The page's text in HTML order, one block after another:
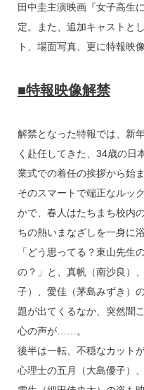
e
a
s
e
n
e
田中圭主演映画『女子高生
定。また、追加キャストと
ト、場面写真、更に特報映
■特報映像解禁
解禁となった特報では、新
く赴任してきた、34歳の日
業式での着任の挨拶から始ま
そのスマートで端正なルッ
かで、春人はたちまち校内
ちの熱いまなざしを一身に
「どう思ってる？東山先生
の？」と、真帆（南沙良）
子）、愛佳（茅島みずき）
題が出てくるなか、突然聞
心の声が……。
後半は一転、不穏なカット
心理士の五月（大島優子）